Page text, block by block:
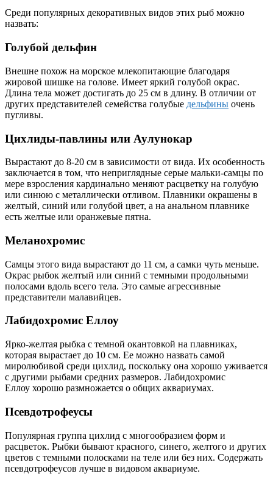
Среди популярных декоративных видов этих рыб можно
назвать:
Голубой дельфин
Внешне похож на морское млекопитающие благодаря
жировой шишке на голове. Имеет яркий голубой окрас.
Длина тела может достигать до 25 см в длину. В отличии от
других представителей семейства голубые дельфины очень
пугливы.
Цихлиды-павлины или Аулунокар
Вырастают до 8-20 см в зависимости от вида. Их особенность
заключается в том, что неприглядные серые мальки-самцы по
мере взросления кардинально меняют расцветку на голубую
или синюю с металлически отливом. Плавники окрашены в
желтый, синий или голубой цвет, а на анальном плавнике
есть желтые или оранжевые пятна.
Меланохромис
Самцы этого вида вырастают до 11 см, а самки чуть меньше.
Окрас рыбок желтый или синий с темными продольными
полосами вдоль всего тела. Это самые агрессивные
представители малавийцев.
Лабидохромис Еллоу
Ярко-желтая рыбка с темной окантовкой на плавниках,
которая вырастает до 10 см. Ее можно назвать самой
миролюбивой среди цихлид, поскольку она хорошо уживается
с другими рыбами средних размеров. Лабидохромис
Еллоу хорошо размножается о общих аквариумах.
Псевдотрофеусы
Популярная группа цихлид с многообразием форм и
расцветок. Рыбки бывают красного, синего, желтого и других
цветов с темными полосками на теле или без них. Содержать
псевдотрофеусов лучше в видовом аквариуме.